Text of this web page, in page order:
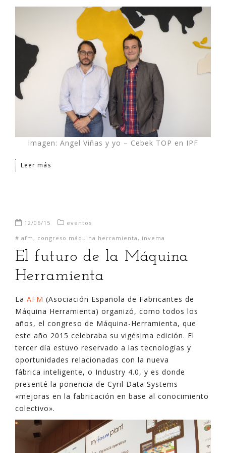
Imagen: Angel Viñas y yo – Cebek TOP en IPF
Leer más
12/06/15
eventos
# afm , congreso máquina herramienta , invema
El futuro de la Máquina
Herramienta
La AFM (Asociación Española de Fabricantes de
Máquina Herramienta) organizó, como todos los
años, el congreso de Máquina-Herramienta, que
este año 2015 celebraba su vigésima edición. El
tercer día estuvo reservado a las tecnologías y
oportunidades relacionadas con la nueva
fábrica inteligente, o Industry 4.0, y es donde
presenté la ponencia de Cyril Data Systems
«mejoras en la fabricación en base al conocimiento
colectivo».